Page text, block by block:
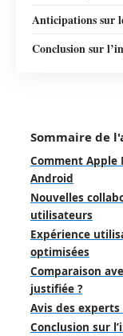
Anticipations sur
Conclusion sur
Sommaire de
Comment Apple
Android
Nouvelles
utilisateurs
Expérience
optimisées
Comparaison
justifiée ?
Avis des experts
Conclusion sur